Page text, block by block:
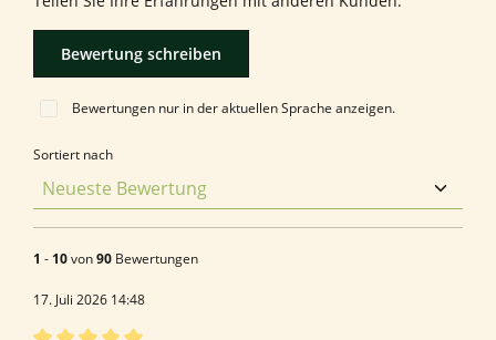
Bewertung schreiben
Bewertungen nur in der aktuellen Sprache anzeigen.
Sortiert nach
1 - 10von90 Bewertungen
17. Juli 2026 14:48